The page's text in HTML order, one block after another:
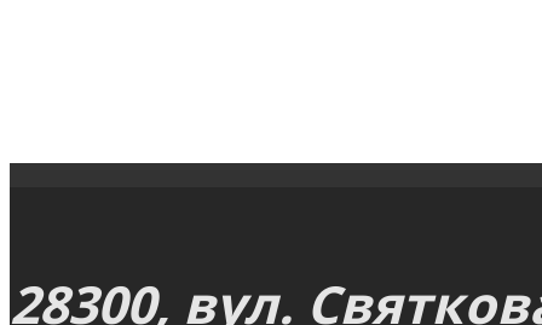
28300, вул.